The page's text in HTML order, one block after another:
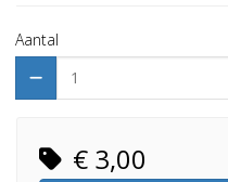
Aantal
€ 3,00